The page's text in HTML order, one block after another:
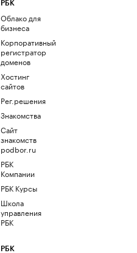
РБК
Облако для
бизнеса
Корпоративный
регистратор
доменов
Хостинг
сайтов
Рег.решения
Знакомства
Сайт
знакомств
podbor.ru
РБК
Компании
РБК Курсы
Школа
управления
РБК
РБК